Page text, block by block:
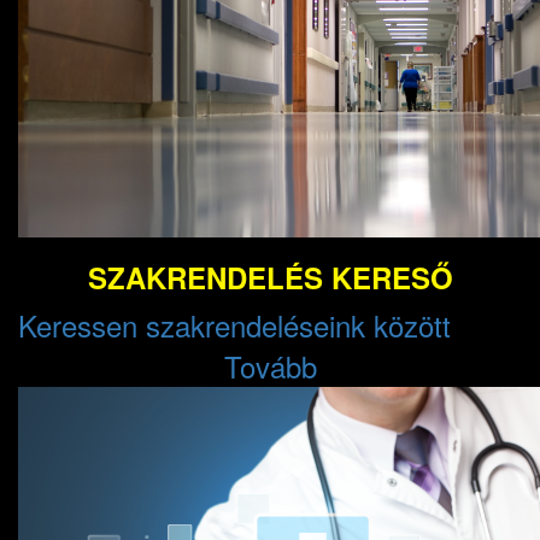
SZAKRENDELÉS KERESŐ
Keressen szakrendeléseink között
Tovább